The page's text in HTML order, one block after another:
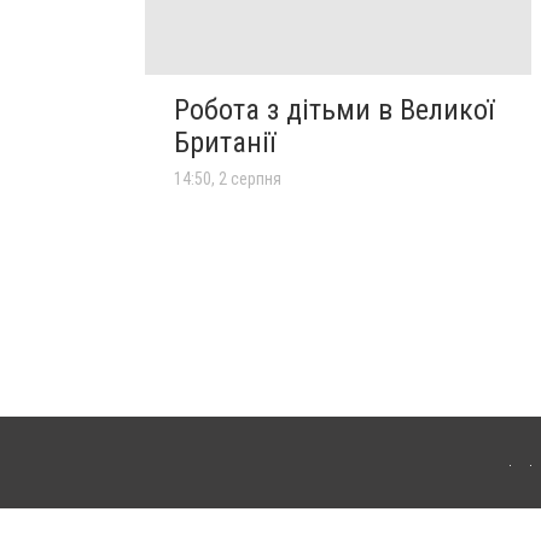
Робота з дітьми в Великої
Британії
14:50, 2 серпня